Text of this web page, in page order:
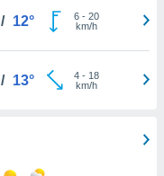
/ 12° 6- 20
km/h
/ 13° 4- 18
km/h